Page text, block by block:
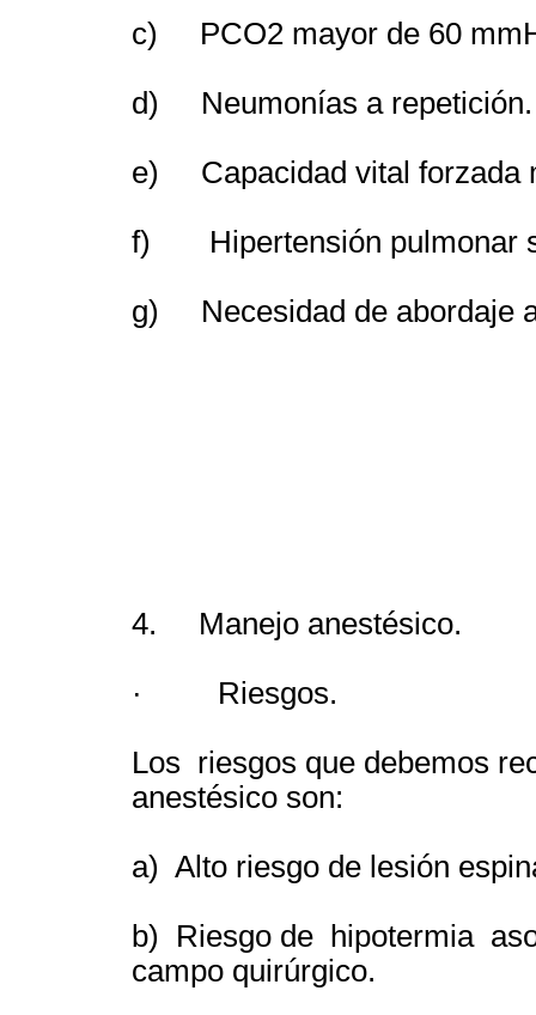
c) PCO2 mayor de 60
d) Neumonías a repetición.
e) Capacidad vital forzada
f) Hipertensión pulmonar
g) Necesidad de abordaje
4. Manejo anestésico.
· Riesgos.
Los riesgos que debemos
anestésico son:
a) Alto riesgo de lesión
b) Riesgo de hipotermia
campo quirúrgico.